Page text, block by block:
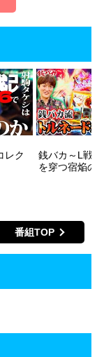
レク
銭バカ～L戦
を穿つ宿焔
番組TOP